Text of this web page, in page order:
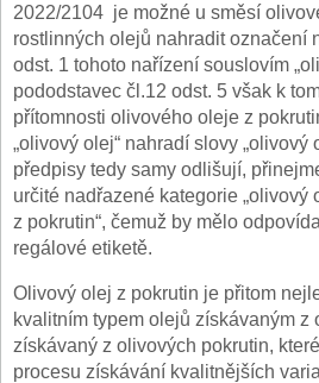
2022/2104 je možné u směsí
rostlinných olejů nahradit označení
odst. 1 tohoto nařízení souslovím
pododstavec čl.12 odst. 5 však k
přítomnosti olivového oleje z
„olivový olej“ nahradí slovy „olivový
předpisy tedy samy odlišují,
určité nadřazené kategorie „olivový
z pokrutin“, čemuž by mělo
regálové etiketě.
Olivový olej z pokrutin je přitom
kvalitním typem olejů získávaným z
získávaný z olivových pokrutin,
procesu získávání kvalitnějších